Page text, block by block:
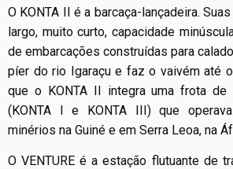
O KONTA II é a barcaça-lançadeira.
largo, muito curto, capacidade
de embarcações construídas para
píer do rio Igaraçu e faz o vaivém até o
que o KONTA II integra uma frota de
(KONTA I e KONTA III) que
minérios na Guiné e em Serra Leoa, na
O VENTURE é a estação flutuante de